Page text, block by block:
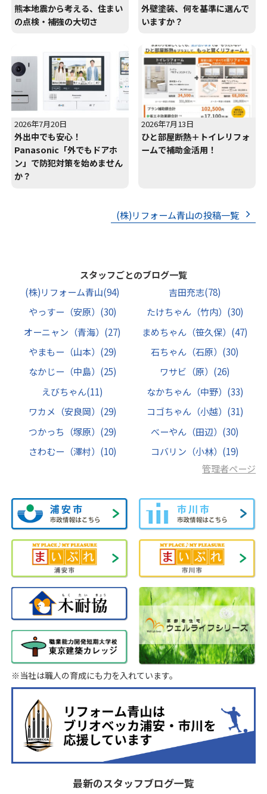
熊本地震から考える、住まい
の点検・補強の大切さ
外壁塗装、何を基準に選んで
いますか？
2026年7月20日
外出中でも安心！
Panasonic「外でもドアホ
ン」で防犯対策を始めません
か？
2026年7月13日
ひと部屋断熱＋トイレリフォ
ームで補助金活用！
(株)リフォーム青山の投稿一覧
スタッフごとのブログ一覧
(株)リフォーム青山(94) 吉田充志(78)
やっすー（安原） (30) たけちゃん（竹内） (30)
オーニャン（青海） (27) まめちゃん（笹久保） (47)
やまもー（山本） (29) 石ちゃん（石原） (30)
なかじー（中島） (25) ワサビ（原） (26)
えびちゃん(11) なかちゃん（中野） (33)
ワカメ（安良岡） (29) コゴちゃん（小越） (31)
つかっち（塚原） (29) べーやん（田辺） (30)
さわむー（澤村） (10) コバリン（小林） (19)
管理者ページ
※当社は職人の育成にも力を入れています。
最新のスタッフブログ一覧